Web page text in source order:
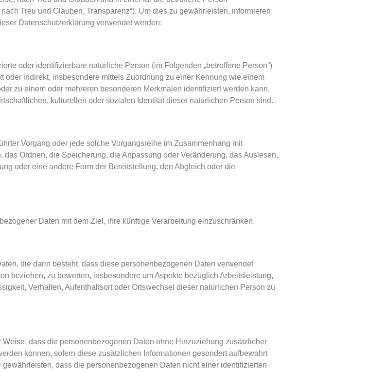
Treu und Glauben, Transparenz“). Um dies zu gewährleisten, informieren
Datenschutzerklärung verwendet werden:
oder identifizierbare natürliche Person (im Folgenden „betroffene Person“)
indirekt, insbesondere mittels Zuordnung zu einer Kennung wie einem
zu einem oder mehreren besonderen Merkmalen identifiziert werden kann,
kulturellen oder sozialen Identität dieser natürlichen Person sind.
Vorgang oder jede solche Vorgangsreihe im Zusammenhang mit
Ordnen, die Speicherung, die Anpassung oder Veränderung, das Auslesen,
oder eine andere Form der Bereitstellung, den Abgleich oder die
Daten mit dem Ziel, ihre künftige Verarbeitung einzuschränken.
die darin besteht, dass diese personenbezogenen Daten verwendet
beziehen, zu bewerten, insbesondere um Aspekte bezüglich Arbeitsleistung,
Verhalten, Aufenthaltsort oder Ortswechsel dieser natürlichen Person zu
dass die personenbezogenen Daten ohne Hinzuziehung zusätzlicher
können, sofern diese zusätzlichen Informationen gesondert aufbewahrt
dass die personenbezogenen Daten nicht einer identifizierten